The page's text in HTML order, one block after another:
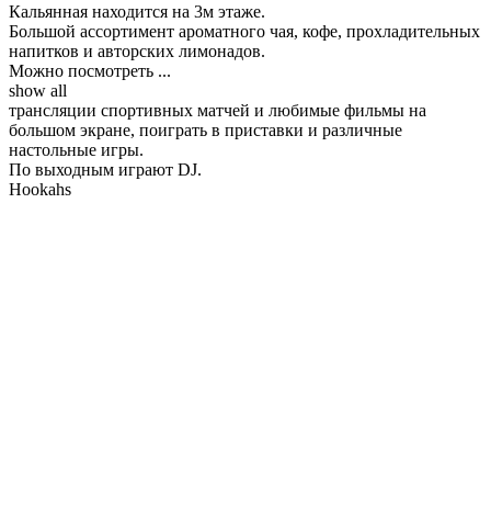
Кальянная находится на 3м этаже.
Большой ассортимент ароматного чая, кофе, прохладительных
напитков и авторских лимонадов.
Можно посмотреть ...
show all
трансляции спортивных матчей и любимые фильмы на
большом экране, поиграть в приставки и различные
настольные игры.
По выходным играют DJ.
Hookahs